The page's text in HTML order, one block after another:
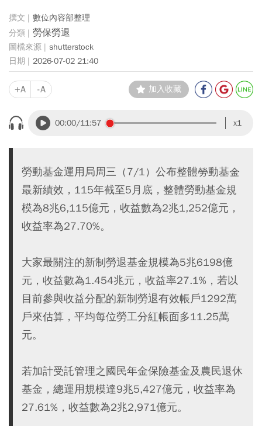
數位內容部整理
勞保勞退
shutterstock
2026-07-02 21:40
+A -A 加入收藏
00:00/11:57 x1
勞動基金運用局周三（7/1）公布整體勞動基金
最新績效，115年截至5月底，整體勞動基金規
模為8兆6,115億元，收益數為2兆1,252億元，
收益率為27.70%。
大家最關注的新制勞退基金規模為5兆6198億
元，收益數為1.454兆元，收益率27.1%，若以
目前參與收益分配的新制勞退有效帳戶1292萬
戶來估算，平均每位勞工分紅帳面多11.25萬
元。
若加計受託管理之國民年金保險基金及農民退休
基金，總運用規模達9兆5,427億元，收益率為
27.61%，收益數為2兆2,971億元。